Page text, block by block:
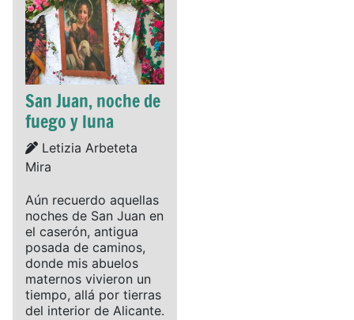
San Juan, noche de
fuego y luna
Details
Letizia Arbeteta
Mira
Aún recuerdo aquellas
noches de San Juan en
el caserón, antigua
posada de caminos,
donde mis abuelos
maternos vivieron un
tiempo, allá por tierras
del interior de Alicante.